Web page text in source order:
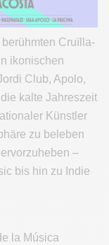
Cruïlla-
ikonischen
Club, Apolo,
kalte Jahreszeit
Künstler
zu beleben
–
bis hin zu Indie
la Música